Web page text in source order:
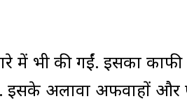
में भी की गईं. इसका
इसके अलावा अफवाहों